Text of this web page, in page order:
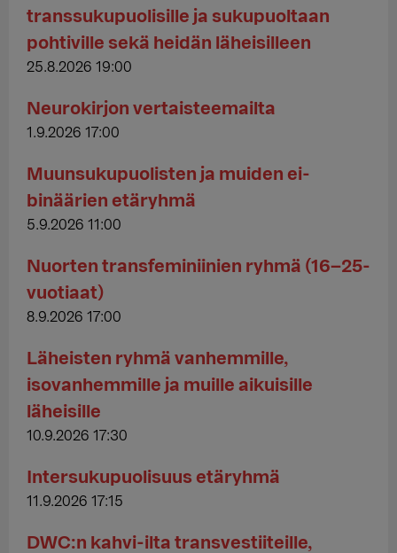
transsukupuolisille ja sukupuoltaan
pohtiville sekä heidän läheisilleen
25.8.2026 19:00
Neurokirjon vertaisteemailta
1.9.2026 17:00
Muunsukupuolisten ja muiden ei-
binäärien etäryhmä
5.9.2026 11:00
Nuorten transfeminiinien ryhmä (16–25-
vuotiaat)
8.9.2026 17:00
Läheisten ryhmä vanhemmille,
isovanhemmille ja muille aikuisille
läheisille
10.9.2026 17:30
Intersukupuolisuus etäryhmä
11.9.2026 17:15
DWC:n kahvi-ilta transvestiiteille,